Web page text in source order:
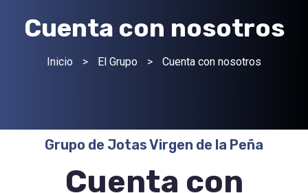
Cuenta con nosotros
Inicio > El Grupo > Cuenta con nosotros
Grupo de Jotas Virgen de la Peña
Cuenta con